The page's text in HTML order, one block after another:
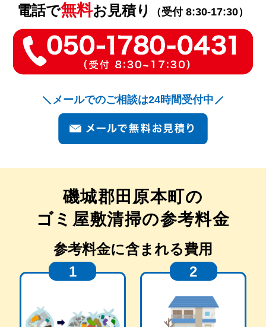
電話で無料お見積り （受付 8:30-17:30）
メールでのご相談は24時間受付中
磯城郡田原本町の
ゴミ屋敷清掃の参考料金
参考料金に含まれる費用
1
2